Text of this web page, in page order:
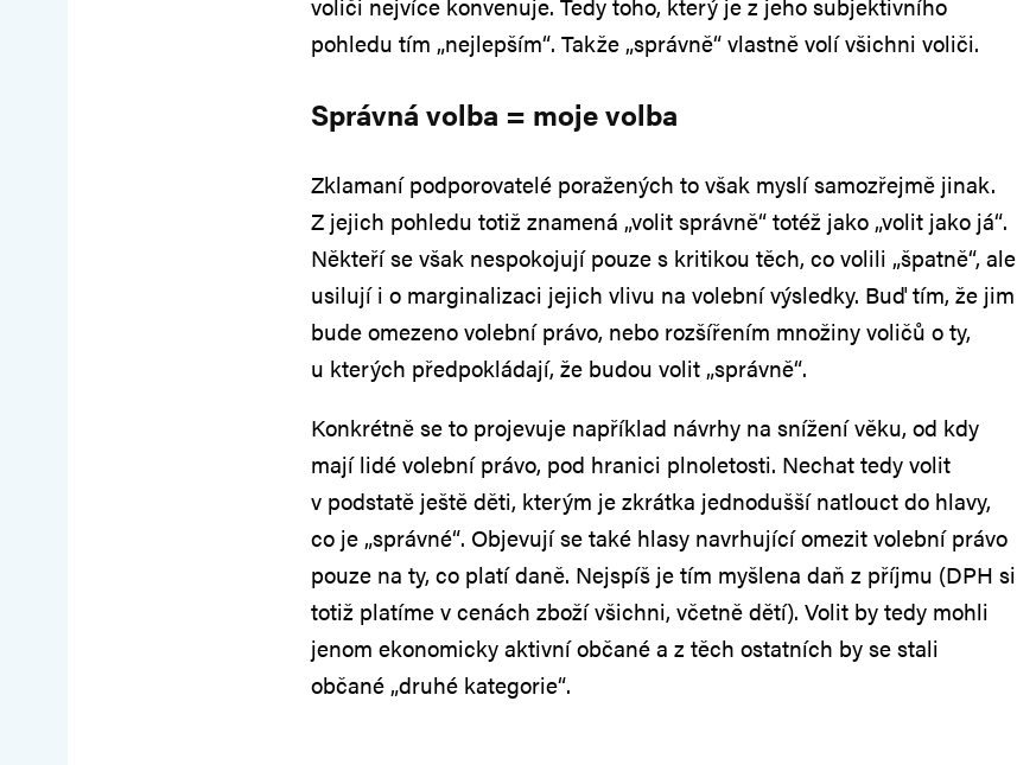
voliči nejvíce konvenuje. Tedy toho, který je z jeho subjektivního
pohledu tím „nejlepším“. Takže „správně“ vlastně volí všichni voliči.
Správná volba = moje volba
Zklamaní podporovatelé poražených to však myslí samozřejmě jinak.
Z jejich pohledu totiž znamená „volit správně“ totéž jako „volit jako já“.
Někteří se však nespokojují pouze s kritikou těch, co volili „špatně“, ale
usilují i o marginalizaci jejich vlivu na volební výsledky. Buď tím, že jim
bude omezeno volební právo, nebo rozšířením množiny voličů o ty,
u kterých předpokládají, že budou volit „správně“.
Konkrétně se to projevuje například návrhy na snížení věku, od kdy
mají lidé volební právo, pod hranici plnoletosti. Nechat tedy volit
v podstatě ještě děti, kterým je zkrátka jednodušší natlouct do hlavy,
co je „správné“. Objevují se také hlasy navrhující omezit volební právo
pouze na ty, co platí daně. Nejspíš je tím myšlena daň z příjmu (DPH si
totiž platíme v cenách zboží všichni, včetně dětí). Volit by tedy mohli
jenom ekonomicky aktivní občané a z těch ostatních by se stali
občané „druhé kategorie“.